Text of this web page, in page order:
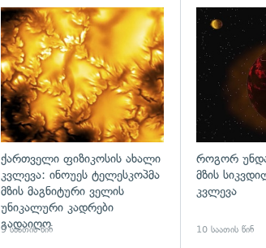
გადახედვა
ქართველი ფიზიკოსის ახალი
კვლევა: ინოუეს ტელესკოპმა
მზის მაგნიტური ველის
უნიკალური კადრები
გადაიღო
9 საათის წინ
როგორ
მზის
კვლევა
10 საათის წინ